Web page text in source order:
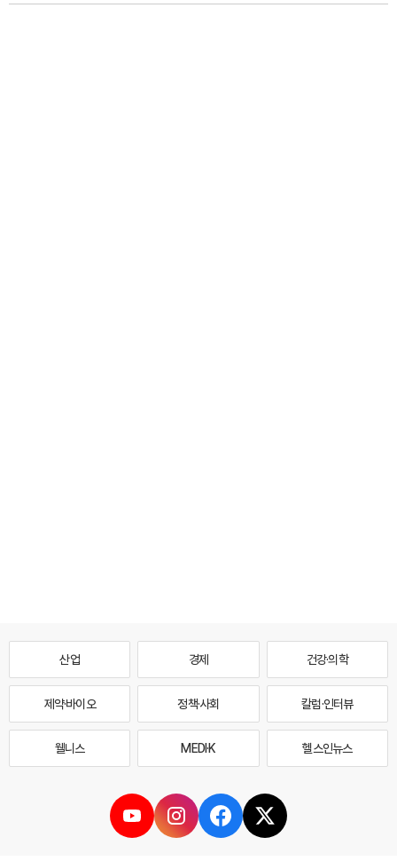
산업 경제 건강·의학
제약·바이오 정책·사회 칼럼·인터뷰
웰니스 MEDI·K 헬스인뉴스